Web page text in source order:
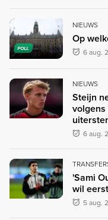
POLL
NIEUWS
Op
6 aug.
NIEUWS
Steijn
6 aug.
'Sami
wil
5 aug.